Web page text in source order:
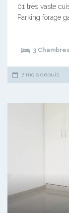
01 très vaste
Parking forage
3 Chambres
7 mois depuis